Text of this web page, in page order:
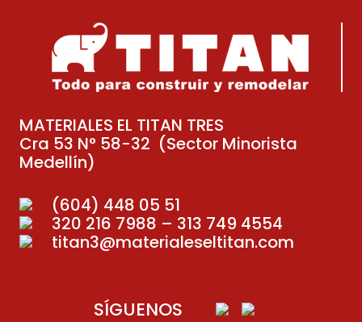
MATERIALES EL TITAN TRES
Cra 53 N° 58-32 (Sector Minorista
Medellín)
(604) 448 05 51
320 216 7988 – 313 749 4554
titan3@materialeseltitan.com
SÍGUENOS